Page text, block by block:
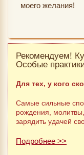
моего желания!
Рекомендуем!
Особые
Для тех, у кого
Самые сильные
рождения,
зарядить удачей
Подробнее >>